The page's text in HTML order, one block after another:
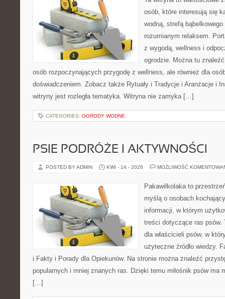
osób, które interesują się
wodną, strefą
rozumianym relaksem.
z wygodą, wellness i
ogrodzie. Można tu
osób rozpoczynających przygodę z wellness, ale również dla
doświadczeniem. Zobacz także Rytuały i Tradycje i Aranżacje i
witryny jest rozległa tematyka. Witryna nie zamyka […]
CATEGORIES: OGRODY WODNE
PSIE PODRÓŻE I AKTYWNOŚCI
POSTED BY ADMIN KWI - 14 - 2026 MOŻLIWOŚĆ
Pakawilkolaka to
myślą o osobach
informacji, w którym
treści dotyczące ras psów.
dla właścicieli psów, w
użyteczne źródło wiedzy.
i Fakty i Porady dla Opiekunów. Na stronie można znaleźć
popularnych i mniej znanych ras. Dzięki temu miłośnik psów ma
[…]